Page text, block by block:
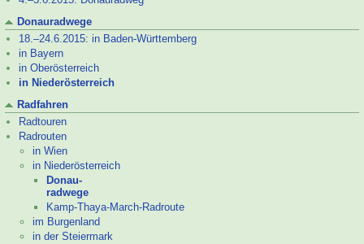
Donauradwege
18.–24.6.2015: in Baden-Württemberg
in Bayern
in Oberösterreich
in Niederösterreich
Radfahren
Radtouren
Radrouten
in Wien
in Niederösterreich
Donau-
radwege
Kamp-Thaya-March-Radroute
im Burgenland
in der Steiermark